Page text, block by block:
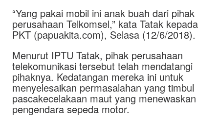
“Yang pakai mobil ini anak buah dari pihak
perusahaan Telkomsel,” kata Tatak kepada
PKT (papuakita.com), Selasa (12/6/2018).
Menurut IPTU Tatak, pihak perusahaan
telekomunikasi tersebut telah mendatangi
pihaknya. Kedatangan mereka ini untuk
menyelesaikan permasalahan yang timbul
pascakecelakaan maut yang menewaskan
pengendara sepeda motor.